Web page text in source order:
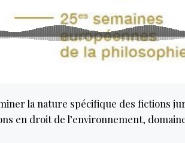
la nature spécifique des fictions
en droit de l’environnement,